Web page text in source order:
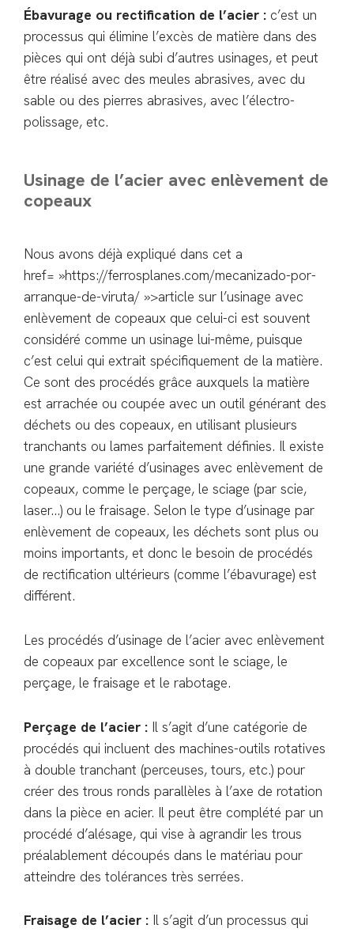
Ébavurage ou rectification de l’acier : c’est un
processus qui élimine l’excès de matière dans des
pièces qui ont déjà subi d’autres usinages, et peut
être réalisé avec des meules abrasives, avec du
sable ou des pierres abrasives, avec l’électro-
polissage, etc.
Usinage de l’acier avec enlèvement de
copeaux
Nous avons déjà expliqué dans cet a
href= »https://ferrosplanes.com/mecanizado-por-
arranque-de-viruta/ »>article sur l’usinage avec
enlèvement de copeaux que celui-ci est souvent
considéré comme un usinage lui-même, puisque
c’est celui qui extrait spécifiquement de la matière.
Ce sont des procédés grâce auxquels la matière
est arrachée ou coupée avec un outil générant des
déchets ou des copeaux, en utilisant plusieurs
tranchants ou lames parfaitement définies. Il existe
une grande variété d’usinages avec enlèvement de
copeaux, comme le perçage, le sciage (par scie,
laser…) ou le fraisage. Selon le type d’usinage par
enlèvement de copeaux, les déchets sont plus ou
moins importants, et donc le besoin de procédés
de rectification ultérieurs (comme l’ébavurage) est
différent.
Les procédés d’usinage de l’acier avec enlèvement
de copeaux par excellence sont le sciage, le
perçage, le fraisage et le rabotage.
Perçage de l’acier : Il s’agit d’une catégorie de
procédés qui incluent des machines-outils rotatives
à double tranchant (perceuses, tours, etc.) pour
créer des trous ronds parallèles à l’axe de rotation
dans la pièce en acier. Il peut être complété par un
procédé d’alésage, qui vise à agrandir les trous
préalablement découpés dans le matériau pour
atteindre des tolérances très serrées.
Fraisage de l’acier : Il s’agit d’un processus qui